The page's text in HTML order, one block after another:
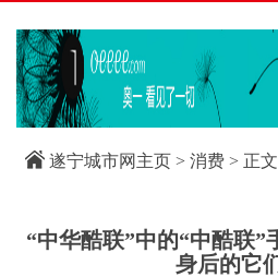
遂宁城市网主页 > 消费 > 正
“中华酷联”中的“中酷联”
身后的它